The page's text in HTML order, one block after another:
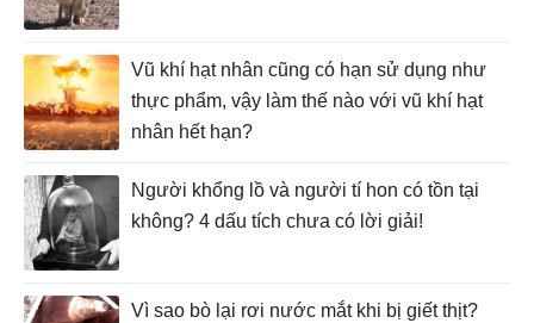
Vũ khí hạt nhân cũng có hạn sử dụng như
thực phẩm, vậy làm thế nào với vũ khí hạt
nhân hết hạn?
Người khổng lồ và người tí hon có tồn tại
không? 4 dấu tích chưa có lời giải!
Vì sao bò lại rơi nước mắt khi bị giết thịt?